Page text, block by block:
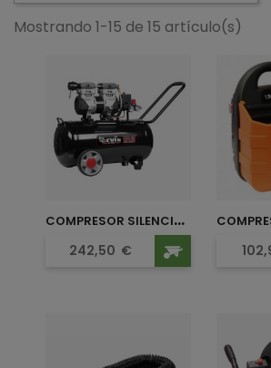
Mostrando 1-15 de 15 artículo(s)
C
OMPRESOR SILENCIOSO 1,5HP...
Precio
242,50 €